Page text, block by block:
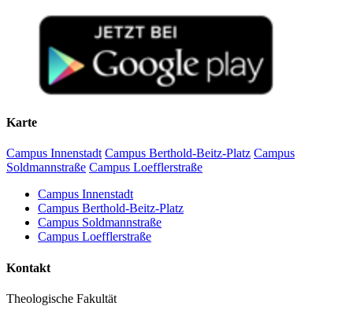
Karte
Campus Innenstadt Campus Berthold-Beitz-Platz Campus
Soldmannstraße Campus Loefflerstraße
Campus Innenstadt
Campus Berthold-Beitz-Platz
Campus Soldmannstraße
Campus Loefflerstraße
Kontakt
Theologische Fakultät